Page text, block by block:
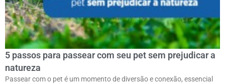
5 passos para passear com seu pet sem prejudicar a
natureza
Passear com o pet é um momento de diversão e conexão, essencial